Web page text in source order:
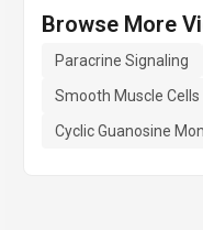
Browse More
Paracrine Signaling
Smooth Muscle Cells
Cyclic Guanosine